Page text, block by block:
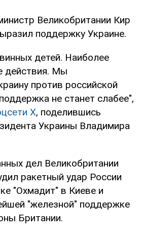
Великобритании Кир
поддержку Украине.
детей. Наиболее
действия. Мы
против российской
не станет слабее",
Х, поделившись
Украины Владимира
дел Великобритании
ракетный удар России
"Охмадит" в Киеве и
"железной" поддержке
Британии.